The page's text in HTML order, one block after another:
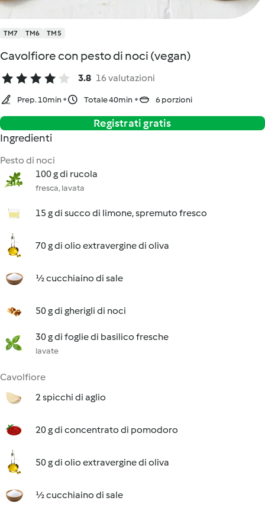
TM7 TM6 TM5
Cavolfiore con pesto di noci (vegan)
3.8 16 valutazioni
Prep. 10min Totale 40min 6 porzioni
Registrati gratis
Ingredienti
Pesto di noci
100 g di rucola
fresca, lavata
15 g di succo di limone, spremuto fresco
70 g di olio extravergine di oliva
½ cucchiaino di sale
50 g di gherigli di noci
30 g di foglie di basilico fresche
lavate
Cavolfiore
2 spicchi di aglio
20 g di concentrato di pomodoro
50 g di olio extravergine di oliva
½ cucchiaino di sale